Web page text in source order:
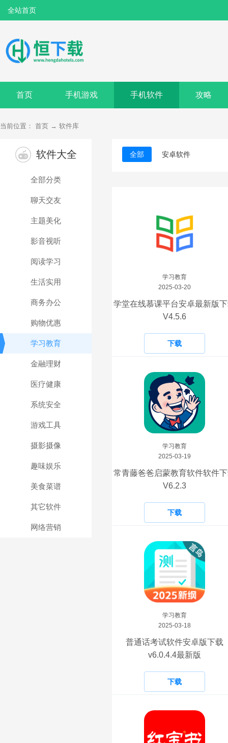
全站首页
首页 手机游戏 手机软件 攻略
当前位置： 首页 → 软件库
软件大全
全部分类
聊天交友
主题美化
影音视听
阅读学习
生活实用
商务办公
购物优惠
学习教育
金融理财
医疗健康
系统安全
游戏工具
摄影摄像
趣味娱乐
美食菜谱
其它软件
网络营销
全部 安卓软件
学习教育
2025-03-20
学堂在线慕课平台安卓最新版
V4.5.6
下载
学习教育
2025-03-19
常青藤爸爸启蒙教育软件软件
V6.2.3
下载
学习教育
2025-03-18
普通话考试软件安卓版下载
v6.0.4.4最新版
下载